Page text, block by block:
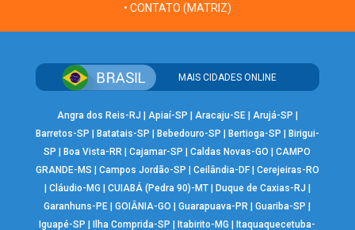
• CONTATO (MATRIZ)
MAIS CIDADES ONLINE
Angra dos Reis-RJ | Apiaí-SP | Aracaju-SE| Arujá-SP |
Barretos-SP | Batatais-SP | Bebedouro-SP | Bertioga-SP | Birigui-
SP |Boa Vista-RR |Cajamar-SP |Caldas Novas-GO |CAMPO
GRANDE-MS | Campos Jordão-SP | Ceilândia-DF| Cerejeiras-RO
| Cláudio-MG | CUIABÁ (Pedra 90)-MT| Duque de Caxias-RJ |
Garanhuns-PE |GOIÂNIA-GO |Guarapuava-PR |Guariba-SP |
Iguapé-SP |Ilha Comprida-SP |Itabirito-MG |Itaquaquecetuba-